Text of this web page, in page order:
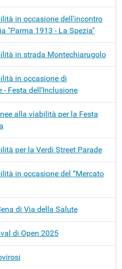
in occasione dell'incontro
"Parma 1913 - La Spezia"
in strada Montechiarugolo
in occasione di
Festa dell’Inclusione
alla viabilità per la Festa
per la Verdi Street Parade
in occasione del “Mercato
di Via della Salute
di Open 2025